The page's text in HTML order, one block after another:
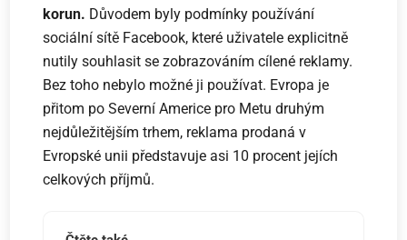
korun. Důvodem byly podmínky používání
sociální sítě Facebook, které uživatele explicitně
nutily souhlasit se zobrazováním cílené reklamy.
Bez toho nebylo možné ji používat. Evropa je
přitom po Severní Americe pro Metu druhým
nejdůležitějším trhem, reklama prodaná v
Evropské unii představuje asi 10 procent jejích
celkových příjmů.